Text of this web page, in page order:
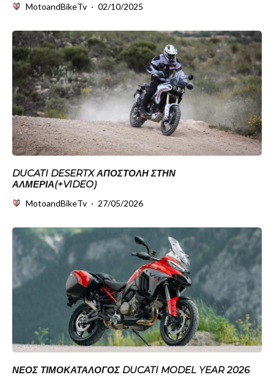
MotoandBikeTv · 02/10/2025
DUCATI DESERTX ΑΠΟΣΤΟΛΉ ΣΤΗΝ
ΑΛΜΕΡΊΑ(+VIDEO)
MotoandBikeTv · 27/05/2026
ΝΈΟΣ ΤΙΜΟΚΑΤΆΛΟΓΟΣ DUCATI MODEL YEAR 2026